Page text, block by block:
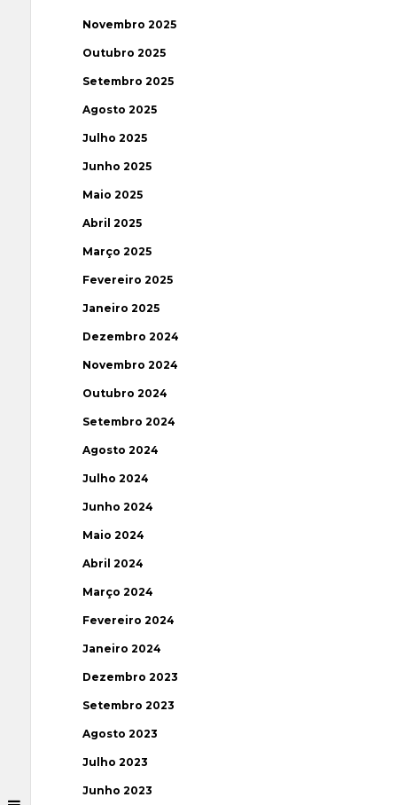
Novembro 2025
Outubro 2025
Setembro 2025
Agosto 2025
Julho 2025
Junho 2025
Maio 2025
Abril 2025
Março 2025
Fevereiro 2025
Janeiro 2025
Dezembro 2024
Novembro 2024
Outubro 2024
Setembro 2024
Agosto 2024
Julho 2024
Junho 2024
Maio 2024
Abril 2024
Março 2024
Fevereiro 2024
Janeiro 2024
Dezembro 2023
Setembro 2023
Agosto 2023
Julho 2023
Junho 2023